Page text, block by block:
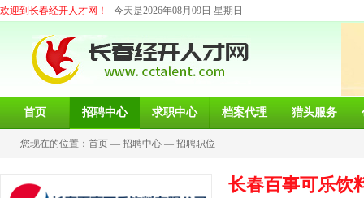
欢迎到长春经开人才网！ 今天是2026年08月09日 星期日
首页 招聘中心 求职中心 档案代理 猎头服务
您现在的位置： 首页 — 招聘中心 — 招聘职位
长春百事可乐饮